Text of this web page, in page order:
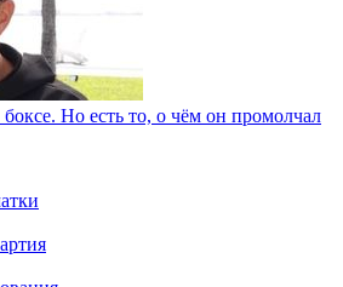
Но есть то, о чём он промолчал